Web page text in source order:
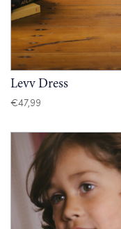
Levv Dress
€47,99